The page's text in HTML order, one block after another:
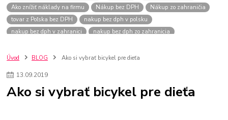
Ako znížiť náklady na firmu
Nákup bez DPH
Nákup zo zahraničia
tovar z Poľska bez DPH
nakup bez dph v polsku
nakup bez dph v zahranici
nakup bez dph zo zahranicia
szco nakup bez dph
Smart hodinky pre deti
Plyšový macovia
Lego Star Wars
Darčeky na Vianoce 2019
Úvod BLOG Ako si vybrať bicykel pre dieťa
13.09.2019
Ako si vybrať bicykel pre dieťa